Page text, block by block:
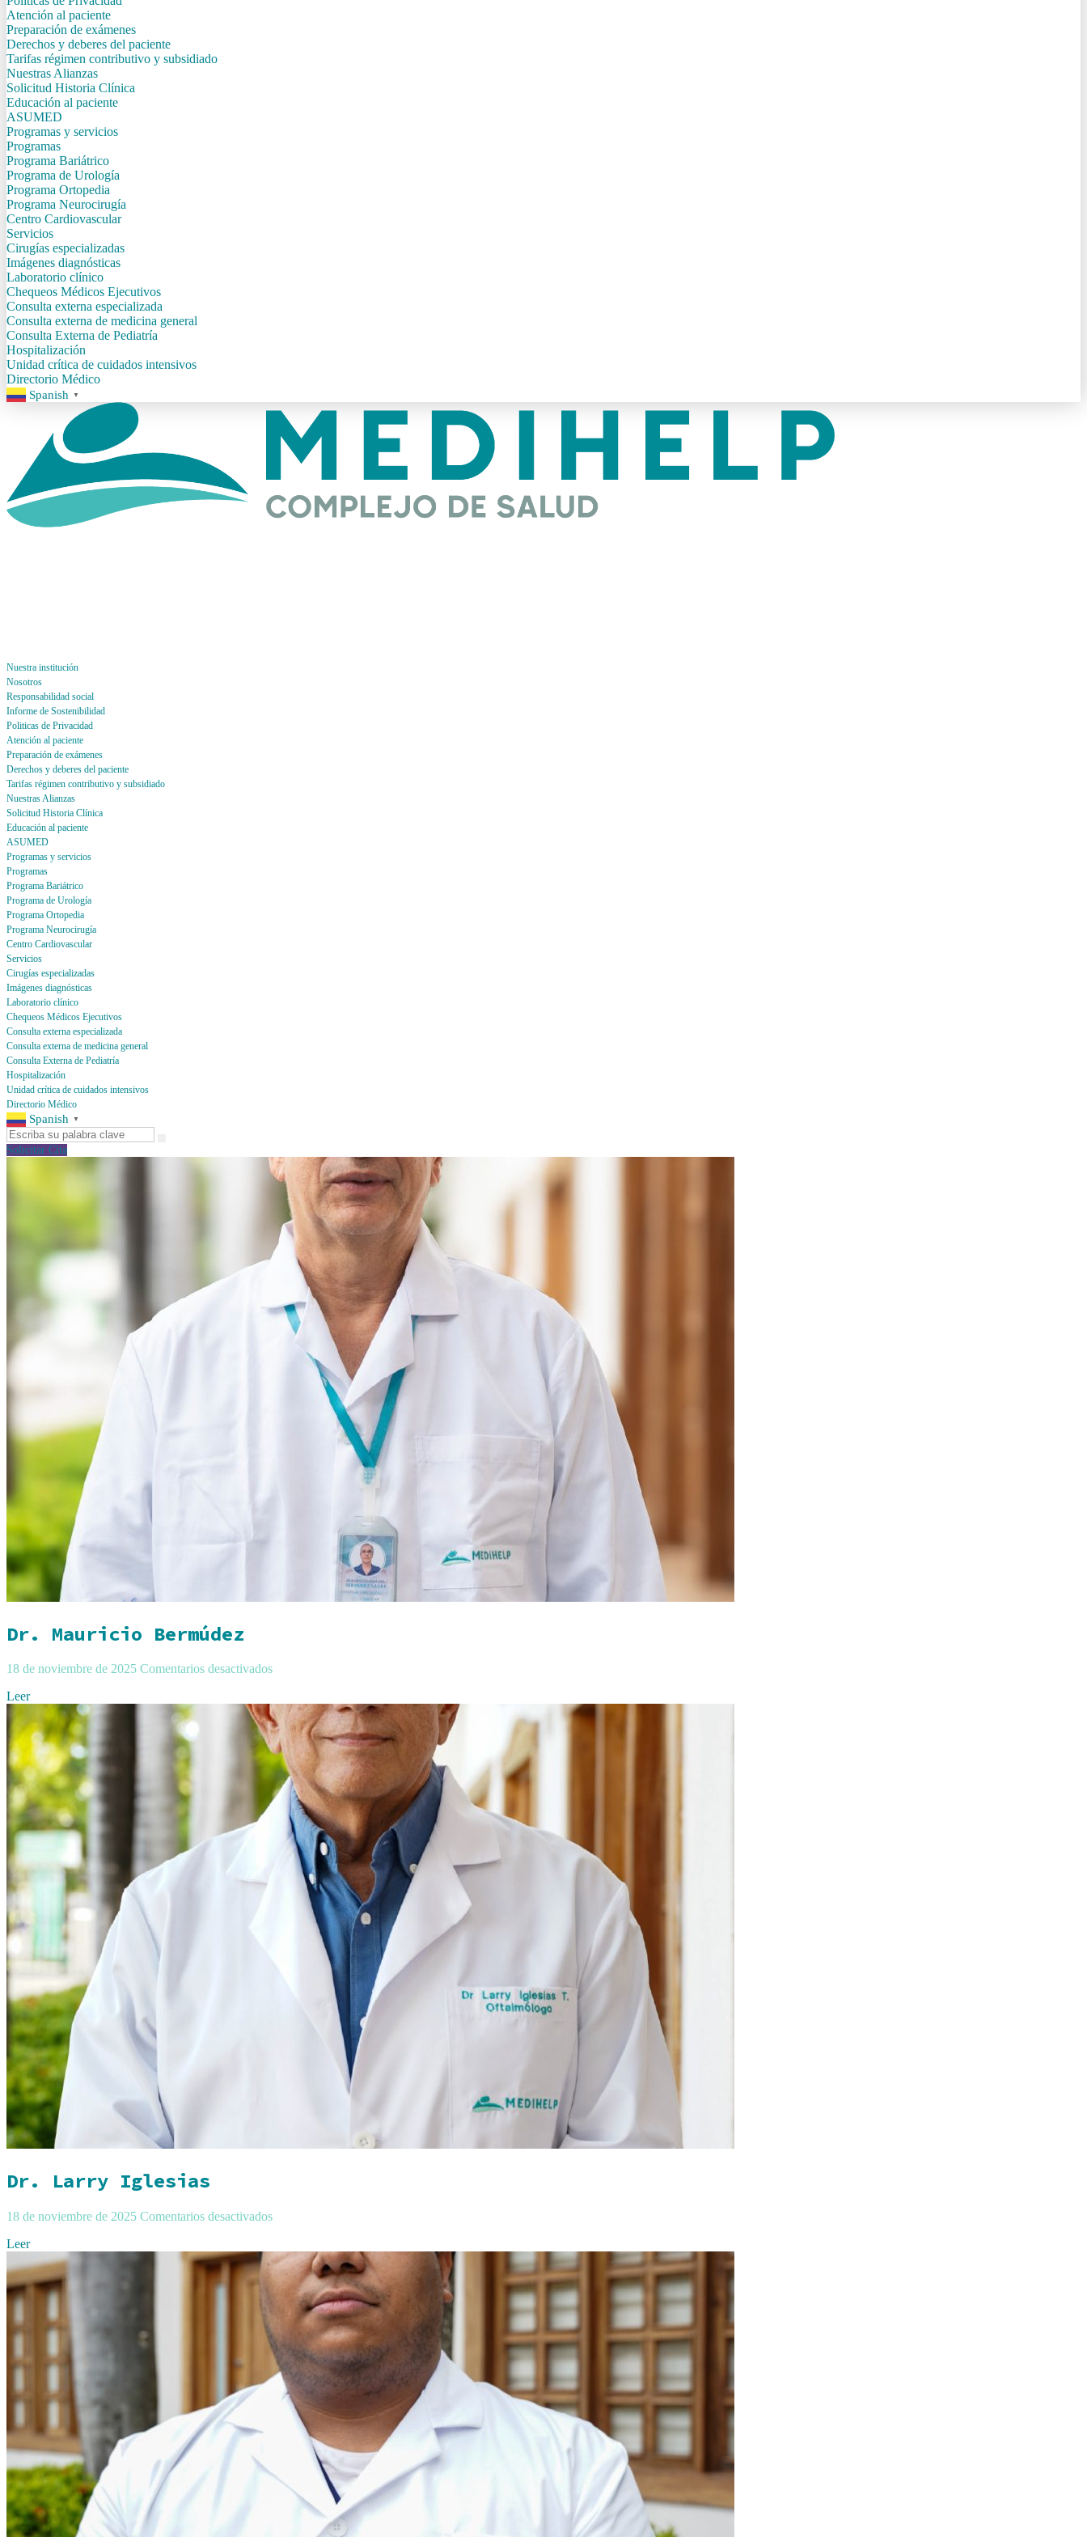
Atención al paciente
Preparación de exámenes
Derechos y deberes del paciente
Tarifas régimen contributivo y subsidiado
Nuestras Alianzas
Solicitud Historia Clínica
Educación al paciente
ASUMED
Programas y servicios
Programas
Programa Bariátrico
Programa de Urología
Programa Ortopedia
Programa Neurocirugía
Centro Cardiovascular
Servicios
Cirugías especializadas
Imágenes diagnósticas
Laboratorio clínico
Chequeos Médicos Ejecutivos
Consulta externa especializada
Consulta externa de medicina general
Consulta Externa de Pediatría
Hospitalización
Unidad crítica de cuidados intensivos
Directorio Médico
Spanish ▼
Nuestra institución
Nosotros
Responsabilidad social
Informe de Sostenibilidad
Politicas de Privacidad
Atención al paciente
Preparación de exámenes
Derechos y deberes del paciente
Tarifas régimen contributivo y subsidiado
Nuestras Alianzas
Solicitud Historia Clínica
Educación al paciente
ASUMED
Programas y servicios
Programas
Programa Bariátrico
Programa de Urología
Programa Ortopedia
Programa Neurocirugía
Centro Cardiovascular
Servicios
Cirugías especializadas
Imágenes diagnósticas
Laboratorio clínico
Chequeos Médicos Ejecutivos
Consulta externa especializada
Consulta externa de medicina general
Consulta Externa de Pediatría
Hospitalización
Unidad crítica de cuidados intensivos
Directorio Médico
Spanish ▼
Solicitar Cita
Dr. Mauricio Bermúdez
18 de noviembre de 2025 Comentarios desactivados
Leer
Dr. Larry Iglesias
18 de noviembre de 2025 Comentarios desactivados
Leer